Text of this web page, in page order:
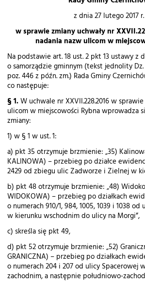
z dnia 27 lutego 2017 r.
w sprawie zmiany uchwały nr
nadania nazw ulicom w
Na podstawie art. 18 ust. 2 pkt 13 ustawy z
o samorządzie gminnym (tekst jednolity Dz.
poz. 446 z późn. zm.) Rada Gminy
co następuje:
§ 1.W uchwale nr XXVII.228.2016 w
ulicom w miejscowości Rybna wprowadza
zmiany:
1) w § 1 w ust. 1:
a) pkt 35 otrzymuje brzmienie: „35)
KALINOWA) – przebieg po działce
2429 od zbiegu ulic Zadworze i Zielnej w
b) pkt 48 otrzymuje brzmienie: „48)
WIDOKOWA) – przebieg po działkach
o numerach 910/1, 984, 1005, 1039 i 1038
w kierunku wschodnim do ulicy na Morgi”,
c) skreśla się pkt 49,
d) pkt 52 otrzymuje brzmienie: „52)
GRANICZNA) – przebieg po działkach
o numerach 204 i 207 od ulicy Spacerowej
zachodnim, a następnie południowo-